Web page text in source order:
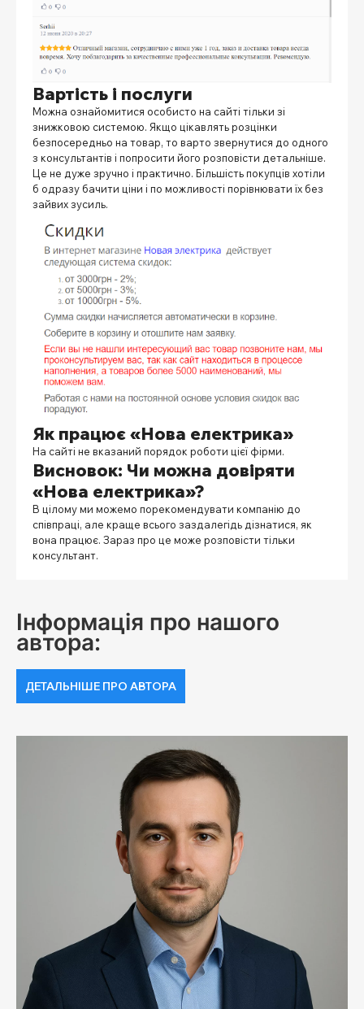
Вартість і послуги
Можна ознайомитися особисто на сайті тільки зі
знижковою системою. Якщо цікавлять розцінки
безпосередньо на товар, то варто звернутися до одного
з консультантів і попросити його розповісти детальніше.
Це не дуже зручно і практично. Більшість покупців хотіли
б одразу бачити ціни і по можливості порівнювати їх без
зайвих зусиль.
Як працює «Нова електрика»
На сайті не вказаний порядок роботи цієї фірми.
Висновок: Чи можна довіряти
«Нова електрика»?
В цілому ми можемо порекомендувати компанію до
співпраці, але краще всього заздалегідь дізнатися, як
вона працює. Зараз про це може розповісти тільки
консультант.
Інформація про нашого
автора:
ДЕТАЛЬНІШЕ ПРО АВТОРА